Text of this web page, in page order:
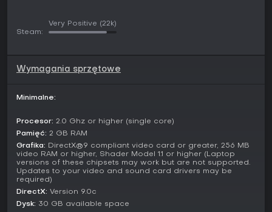
się unikalnymi parametrami, od prędkości i pułapu po
Tryby gry
wyboru maszyny, miejsca i warunków do
nieustrukturyzowanego latania. Multiplayer łączy graczy we
wspólnym świecie, wspierając kooperacyjne loty lub
rywalizację w wyścigach. Te ostatnie obejmują cztery typy:
trasy Red Bull Air Race, tory Reno National Championship,
loty cross-country oraz zawody szybowcowe, z trzema
Steam:
Very Positive (22k)
Wymagania sprzętowe
Minimalne:
Procesor: 2.0 Ghz or higher (single core)
Pamięć: 2 GB RAM
Grafika: DirectX®9 compliant video card or greater, 256 MB
video RAM or higher, Shader Model 1.1 or higher (Laptop
versions of these chipsets may work but are not supported.
Updates to your video and sound card drivers may be
required)
DirectX: Version 9.0c
Dysk: 30 GB available space